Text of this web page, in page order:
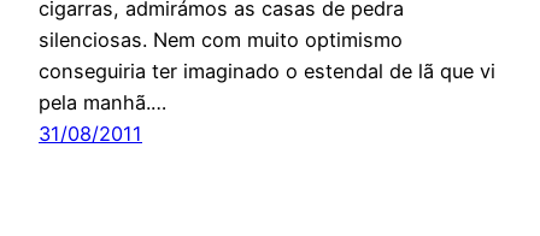
cigarras, admirámos as casas de pedra
silenciosas. Nem com muito optimismo
conseguiria ter imaginado o estendal de lã que vi
pela manhã.…
31/08/2011